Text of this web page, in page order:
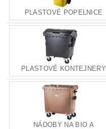
PLASTOVÉ POPELNICE
PLASTOVÉ KONTEJNERY
NÁDOBY NA BIO A